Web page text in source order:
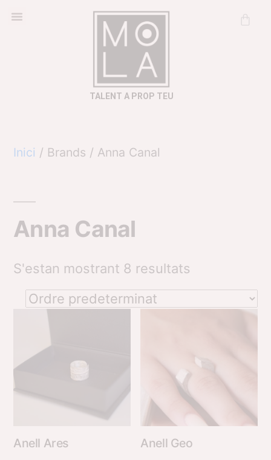
TALENT A PROP TEU
Inici / Brands / Anna Canal
Anna Canal
S'estan mostrant 8 resultats
Anell Ares
Anell Geo